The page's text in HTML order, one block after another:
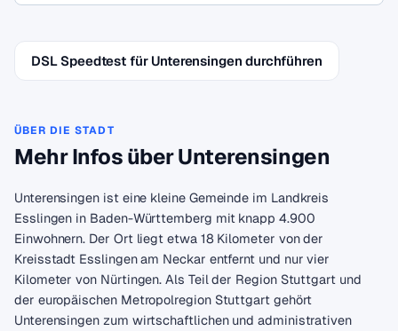
DSL Speedtest für Unterensingen durchführen
ÜBER DIE STADT
Mehr Infos über Unterensingen
Unterensingen ist eine kleine Gemeinde im Landkreis
Esslingen in Baden-Württemberg mit knapp 4.900
Einwohnern. Der Ort liegt etwa 18 Kilometer von der
Kreisstadt Esslingen am Neckar entfernt und nur vier
Kilometer von Nürtingen. Als Teil der Region Stuttgart und
der europäischen Metropolregion Stuttgart gehört
Unterensingen zum wirtschaftlichen und administrativen